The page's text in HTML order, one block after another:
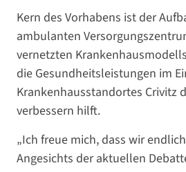
Kern des Vorhabens ist der
ambulanten
vernetzten
die Gesundheitsleistungen im
Krankenhausstandortes Crivitz
verbessern hilft.
„Ich freue mich, dass wir
Angesichts der aktuellen